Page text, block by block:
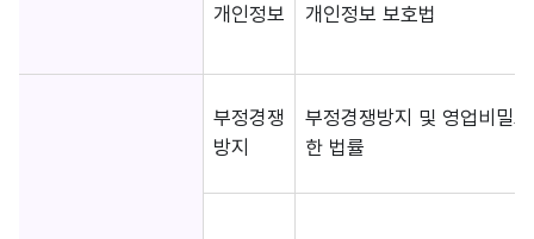
개인정보 개인정보 보호법
부정경쟁
방지
부정경쟁방지 및 영업비밀
한 법률